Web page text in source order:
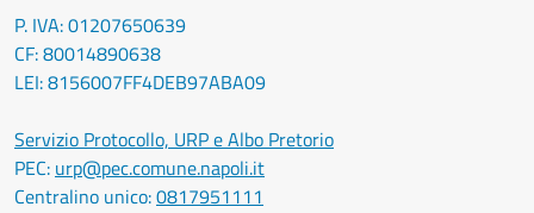
P. IVA: 01207650639
CF: 80014890638
LEI: 8156007FF4DEB97ABA09
Servizio Protocollo, URP e Albo Pretorio
PEC: urp@pec.comune.napoli.it
Centralino unico:0817951111